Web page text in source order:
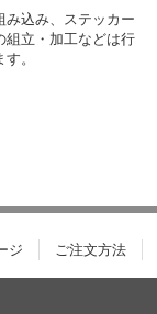
み込み、ステッカー
組立・加工などは行
。
ジ ご注文方法